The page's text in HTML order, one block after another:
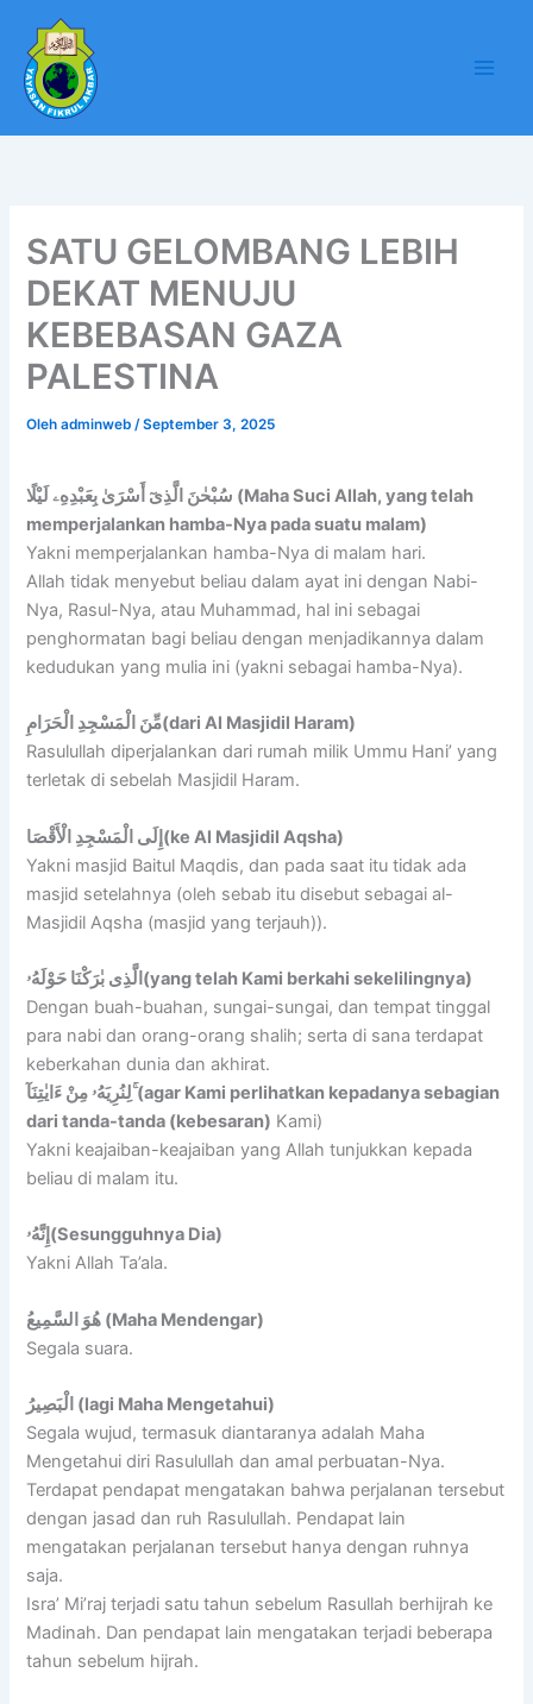
konten
SATU GELOMBANG LEBIH
DEKAT MENUJU
KEBEBASAN GAZA
PALESTINA
Olehadminweb/September 3, 2025
سُبْحٰنَ الَّذِىٓ أَسْرَىٰ بِعَبْدِهِۦ لَيْلًا (Maha Suci Allah, yang telah
memperjalankan hamba-Nya pada suatu malam)
Yakni memperjalankan hamba-Nya di malam hari.
Allah tidak menyebut beliau dalam ayat ini dengan Nabi-
Nya, Rasul-Nya, atau Muhammad, hal ini sebagai
penghormatan bagi beliau dengan menjadikannya dalam
kedudukan yang mulia ini (yakni sebagai hamba-Nya).
مِّنَ الْمَسْجِدِ الْحَرَامِ(dari Al Masjidil Haram)
Rasulullah diperjalankan dari rumah milik Ummu Hani’ yang
terletak di sebelah Masjidil Haram.
إِلَى الْمَسْجِدِ الْأَقْصَا(ke Al Masjidil Aqsha)
Yakni masjid Baitul Maqdis, dan pada saat itu tidak ada
masjid setelahnya (oleh sebab itu disebut sebagai al-
Masjidil Aqsha (masjid yang terjauh)).
الَّذِى بٰرَكْنَا حَوْلَهُۥ(yang telah Kami berkahi sekelilingnya)
Dengan buah-buahan, sungai-sungai, dan tempat tinggal
para nabi dan orang-orang shalih; serta di sana terdapat
keberkahan dunia dan akhirat.
لِنُرِيَهُۥ مِنْ ءَايٰتِنَآ ۚ(agar Kami perlihatkan kepadanya sebagian
dari tanda-tanda (kebesaran) Kami)
Yakni keajaiban-keajaiban yang Allah tunjukkan kepada
beliau di malam itu.
إِنَّهُۥ(Sesungguhnya Dia)
Yakni Allah Ta’ala.
هُوَ السَّمِيعُ (Maha Mendengar)
Segala suara.
الْبَصِيرُ (lagi Maha Mengetahui)
Segala wujud, termasuk diantaranya adalah Maha
Mengetahui diri Rasulullah dan amal perbuatan-Nya.
Terdapat pendapat mengatakan bahwa perjalanan tersebut
dengan jasad dan ruh Rasulullah. Pendapat lain
mengatakan perjalanan tersebut hanya dengan ruhnya
saja.
Isra’ Mi’raj terjadi satu tahun sebelum Rasullah berhijrah ke
Madinah. Dan pendapat lain mengatakan terjadi beberapa
tahun sebelum hijrah.